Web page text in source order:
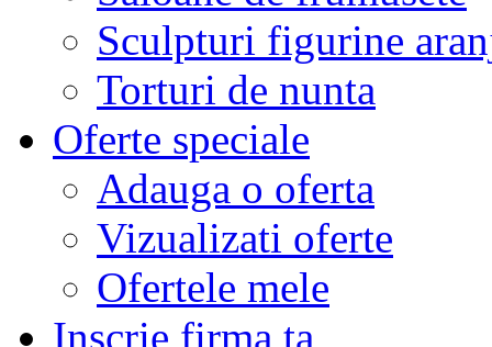
Sculpturi figurine
Torturi de nunta
Oferte speciale
Adauga o oferta
Vizualizati oferte
Ofertele mele
Inscrie firma ta